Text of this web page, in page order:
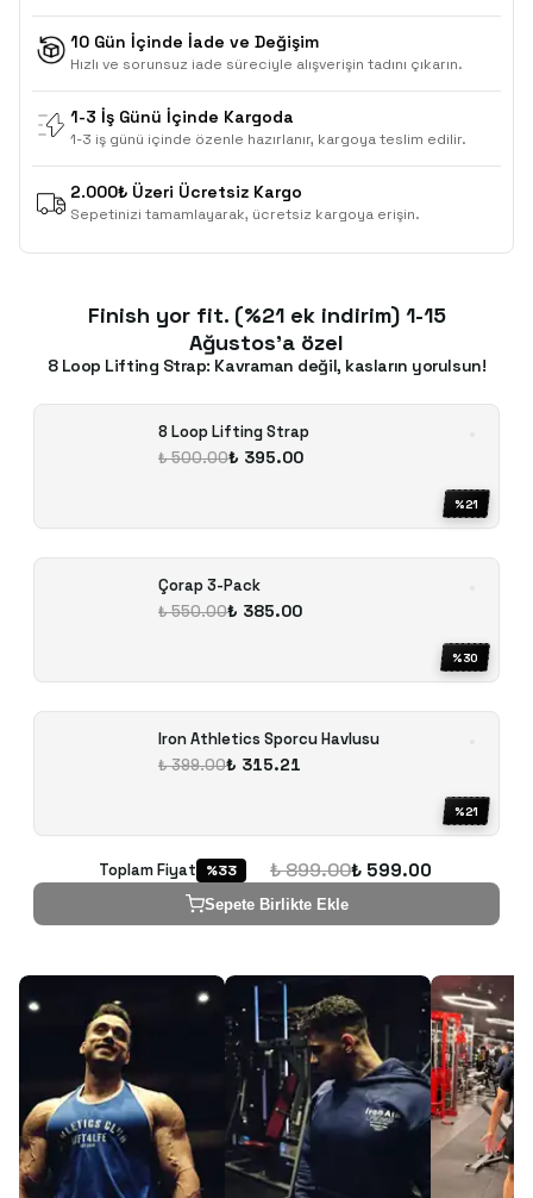
10 Gün İçinde İade ve Değişim
Hızlı ve sorunsuz iade süreciyle alışverişin tadını çıkarın.
1-3 İş Günü İçinde Kargoda
1-3 iş günü içinde özenle hazırlanır, kargoya teslim edilir.
2.000₺ Üzeri Ücretsiz Kargo
Sepetinizi tamamlayarak, ücretsiz kargoya erişin.
Finish yor fit. (%21 ek indirim) 1-15
Ağustos'a özel
8 Loop Lifting Strap: Kavraman değil, kasların yorulsun!
8 Loop Lifting Strap
₺ 500.00₺ 395.00
%21
Çorap 3-Pack
₺ 550.00₺ 385.00
%30
Iron Athletics Sporcu Havlusu
₺ 399.00₺ 315.21
%21
Toplam Fiyat %33 ₺ 899.00₺ 599.00
Sepete Birlikte Ekle